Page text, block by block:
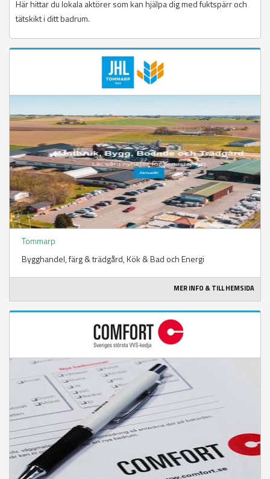
Här hittar du lokala aktörer som kan hjälpa dig med fuktspärr och
tätskikt i ditt badrum.
Tommarp
Bygghandel, färg & trädgård​, Kök & Bad och Energi
MER INFO & TILL HEMSIDA